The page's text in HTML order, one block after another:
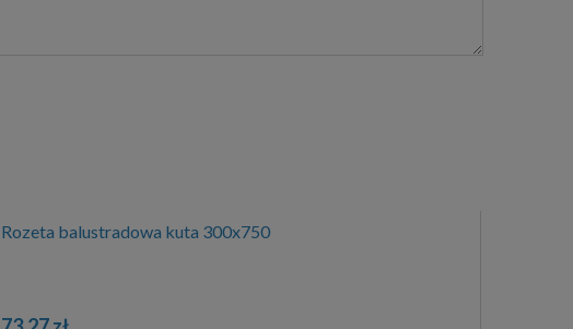
Rozeta balustradowa kuta 300x750